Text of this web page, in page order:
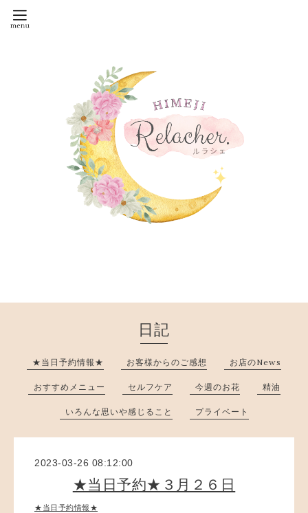
日記
★当日予約情報★ お客様からのご感想 お店のNews
おすすめメニュー セルフケア 今週のお花 精油
いろんな思いや感じること プライベート
2023-03-26 08:12:00
★当日予約★３月２６日
★当日予約情報★